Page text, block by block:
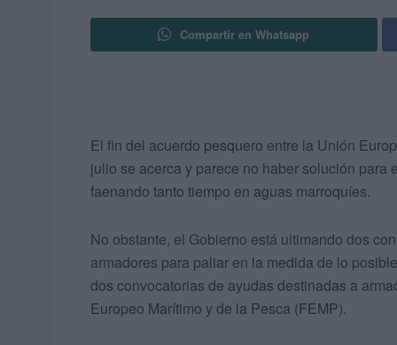
Compartir en Whatsapp
El fin del acuerdo pesquero entre la Unión
julio se acerca y parece no haber solución
faenando tanto tiempo en aguas marroquíes.
No obstante, el Gobierno está ultimando dos
armadores para paliar en la medida de lo
dos convocatorias de ayudas destinadas a
Europeo Marítimo y de la Pesca (FEMP).